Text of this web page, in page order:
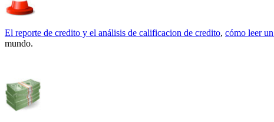
El reporte de credito y el análisis de calificacion de credito, cómo leer
mundo.